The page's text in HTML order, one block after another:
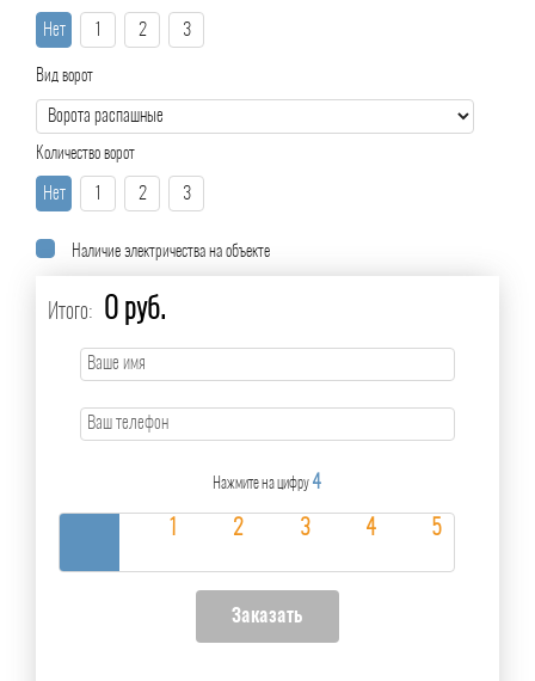
Нет 1 2 3
Вид ворот
Количество ворот
Нет 1 2 3
Наличие электричества на объекте
Итого: 0 руб.
Нажмите на цифру 4